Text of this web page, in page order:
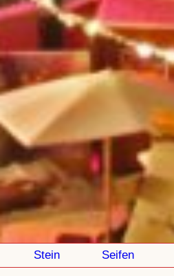
Stein Seifen